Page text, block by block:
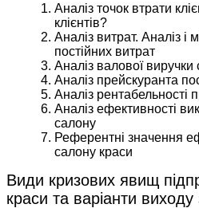
Аналіз точок втрати
клієнтів?
Аналіз витрат. Аналіз і
постійних витрат
Аналіз валової виручки
Аналіз прейскуранта
Аналіз рентабельності
Аналіз ефективності
салону
Референтні значення
салону краси
Види кризових явищ
краси та варіанти виходу